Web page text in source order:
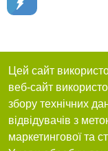
Цей сайт
веб-сайт
збору технічних
відвідувачів з
маркетингової та